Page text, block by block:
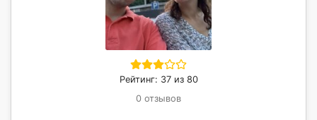
Рейтинг: 37 из 80
0 отзывов